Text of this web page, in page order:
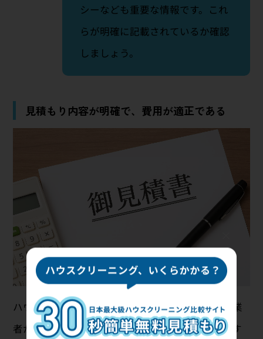
シーなども重要な情報です。これ
らが明確に記載されているか確認
しましょう。
見積もり内容が明確で、費用が適正である
ハウスクリーニング業者を選ぶ際は、必ず複数の業
者から見積もりを取りましょう。見積もりを比較す